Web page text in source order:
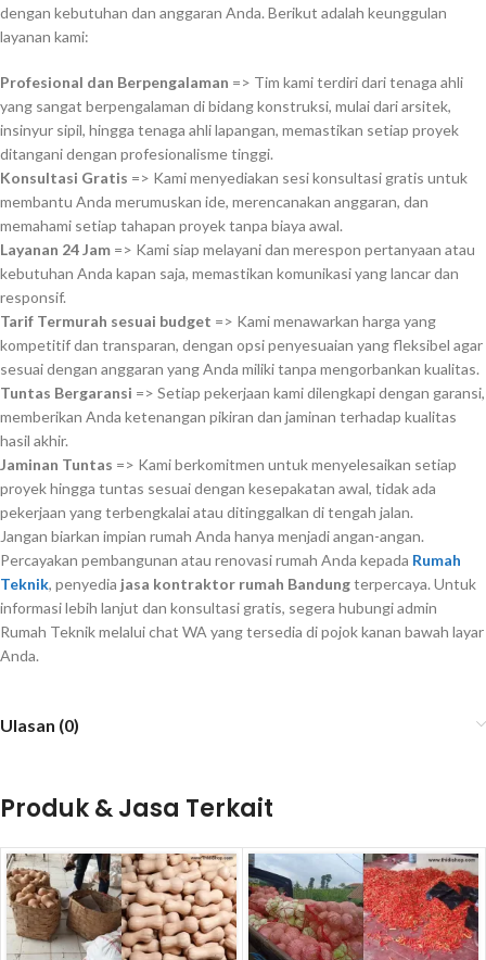
dengan kebutuhan dan anggaran Anda. Berikut adalah keunggulan
layanan kami:
Profesional dan Berpengalaman => Tim kami terdiri dari tenaga ahli
yang sangat berpengalaman di bidang konstruksi, mulai dari arsitek,
insinyur sipil, hingga tenaga ahli lapangan, memastikan setiap proyek
ditangani dengan profesionalisme tinggi.
Konsultasi Gratis => Kami menyediakan sesi konsultasi gratis untuk
membantu Anda merumuskan ide, merencanakan anggaran, dan
memahami setiap tahapan proyek tanpa biaya awal.
Layanan 24 Jam => Kami siap melayani dan merespon pertanyaan atau
kebutuhan Anda kapan saja, memastikan komunikasi yang lancar dan
responsif.
Tarif Termurah sesuai budget => Kami menawarkan harga yang
kompetitif dan transparan, dengan opsi penyesuaian yang fleksibel agar
sesuai dengan anggaran yang Anda miliki tanpa mengorbankan kualitas.
Tuntas Bergaransi => Setiap pekerjaan kami dilengkapi dengan garansi,
memberikan Anda ketenangan pikiran dan jaminan terhadap kualitas
hasil akhir.
Jaminan Tuntas => Kami berkomitmen untuk menyelesaikan setiap
proyek hingga tuntas sesuai dengan kesepakatan awal, tidak ada
pekerjaan yang terbengkalai atau ditinggalkan di tengah jalan.
Jangan biarkan impian rumah Anda hanya menjadi angan-angan.
Percayakan pembangunan atau renovasi rumah Anda kepada Rumah
Teknik, penyedia jasa kontraktor rumah Bandungterpercaya. Untuk
informasi lebih lanjut dan konsultasi gratis, segera hubungi admin
Rumah Teknik melalui chat WA yang tersedia di pojok kanan bawah layar
Anda.
Ulasan (0)
Produk & Jasa Terkait